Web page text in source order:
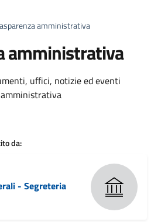
amministrativa
amministrativa
notizia
uffici, notizie ed eventi
da:
- Segreteria